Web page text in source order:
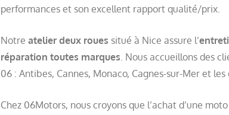
performances et son excellent rapport qualité/prix.
Notre atelier deux roues situé à Nice assure l’
réparation toutes marques. Nous accueillons des
06 : Antibes, Cannes, Monaco, Cagnes-sur-Mer et les
Chez 06Motors, nous croyons que l’achat d’une